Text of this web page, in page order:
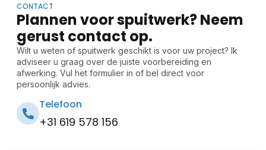
CONTACT
Plannen voor spuitwerk? Neem
gerust contact op.
Wilt u weten of spuitwerk geschikt is voor uw project? Ik
adviseer u graag over de juiste voorbereiding en
afwerking. Vul het formulier in of bel direct voor
persoonlijk advies.
Telefoon
+31 619 578 156